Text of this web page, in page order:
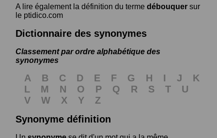
A lire également la définition du terme débouquer sur
le ptidico.com
Dictionnaire des synonymes
Classement par ordre alphabétique des
synonymes
A B C D E F G H I J
K
L
M N O P Q R S T
U
V
W X Y
Z
Synonyme définition